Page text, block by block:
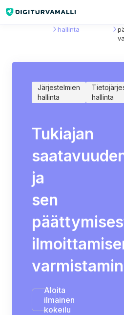
hallinta
Järjestelmien
hallinta
hallinta
Tukiajan
ja
sen
Aloita
ilmainen
kokeilu